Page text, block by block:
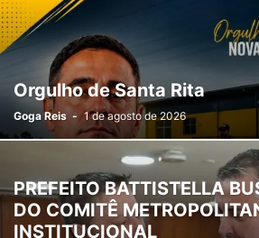
CRUZ ALTA DOIS IRMÃOS
ESTÂNCIA VELHA
GRAVATAI GUAÍBA
JAGUARI LAJEADO LITORAL MINAS
MUÇUM NOVA ESPERANÇA DO SUL
NOVA SANTA RITA NOVO HAMBURGO
PASSO FUNDO PELOTAS
RIO GRANDE ROSÁRIO DO SUL SANTA
SÃO BORJA SÃO FRANCISCO DE ASSIS
SÃO LEOPOLDO SAPIRANGA
Orgulho de Santa Rita
Goga Reis - 1 de agosto de 2026
PREFEITO BATTISTELLA
DO COMITÊ
INSTITUCIONAL